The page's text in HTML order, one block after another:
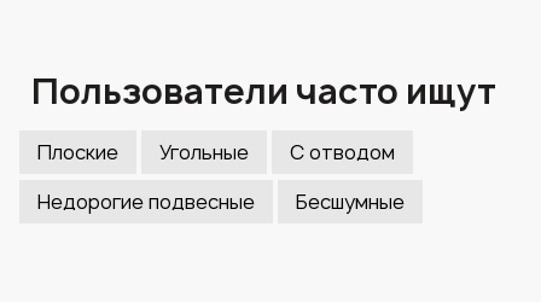
Пользователи часто ищут
Плоские Угольные
С отводом
Недорогие подвесные
Бесшумные